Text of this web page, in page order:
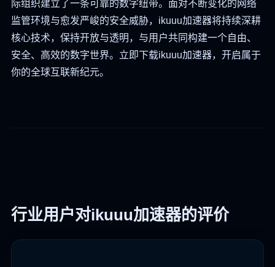
际组织建立了一条可靠的数字纽带。面对不断变化的网络
监管环境与愈发严峻的安全威胁，ikuuu加速器将持续深耕
核心技术，保持开放与透明，与用户共同构建一个自由、
安全、高效的数字世界。立即下载ikuuu加速器，开启属于
你的全球互联新纪元。
行业用户对ikuuu加速器的评价